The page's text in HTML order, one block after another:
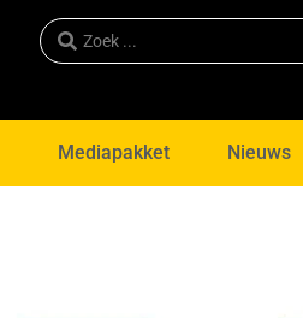
Mediapakket Nieuws